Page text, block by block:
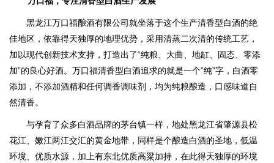
黑龙江万口福酿酒有限公司就坐落于这个生产清香型白酒的绝
佳地区，依靠得天独厚的地理优势，采用清蒸二次清的传统工艺，
加以现代创新技术支持，打造出了“纯粮、大曲、地缸、固态、零添
加”的良心好酒。万口福清香型白酒追求的就是一个“纯”字，白酒零
添加，不添加酒精和任何调香调味剂，均为纯粮酿造，口感味道自
然清香。
与孕育了众多白酒品牌的茅台镇一样，地处黑龙江省肇源县松
花江、嫩江两江交汇的黄金地带，同样是个酿造白酒的圣地，低温
环境、优质水源，加上有东北优质高粱加持，在此得天独厚的环境